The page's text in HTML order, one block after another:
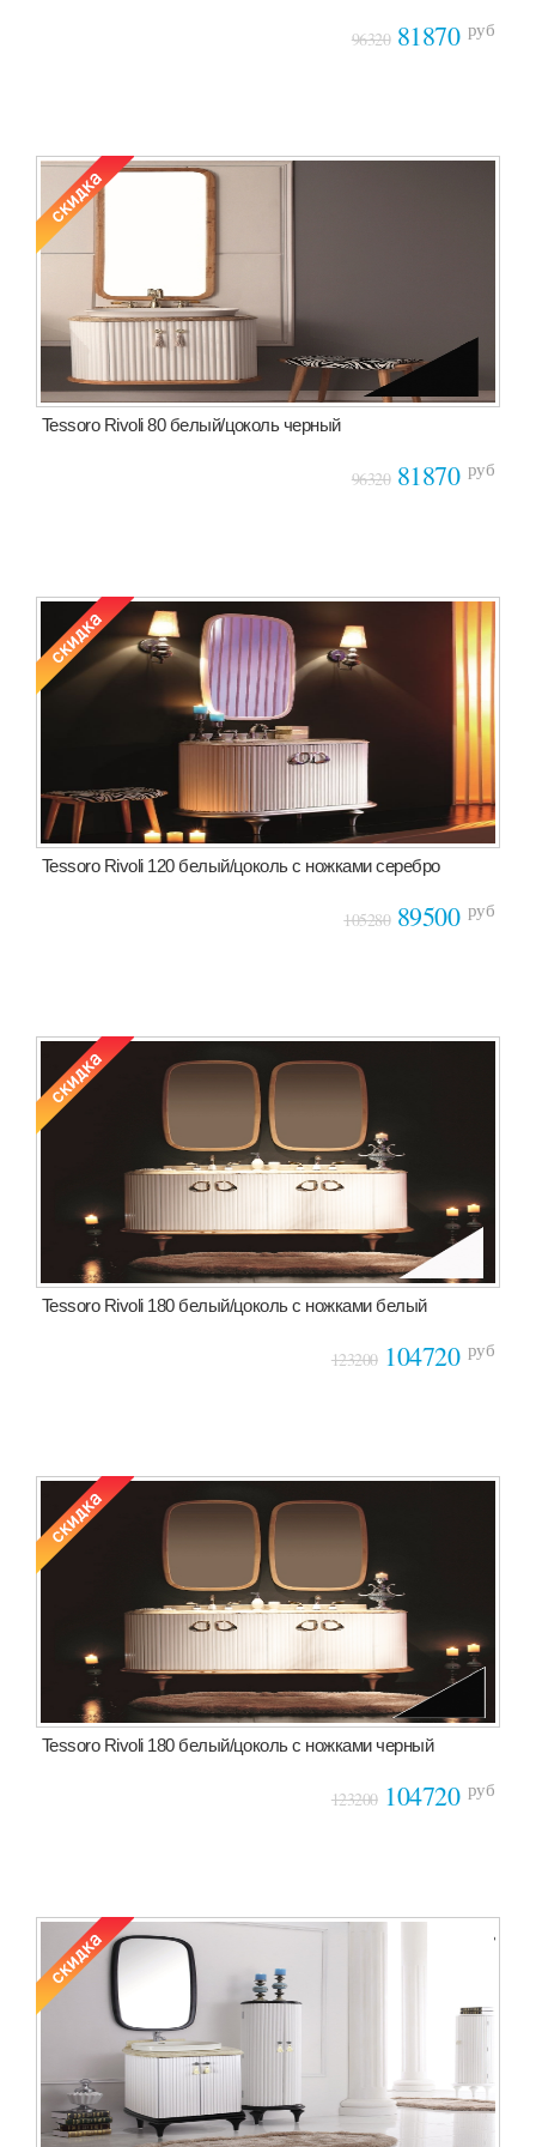
9632081870 руб
Tessoro Rivoli 80 белый/цоколь черный
9632081870 руб
Tessoro Rivoli 120 белый/цоколь с ножками серебро
10528089500 руб
Tessoro Rivoli 180 белый/цоколь с ножками белый
123200104720 руб
Tessoro Rivoli 180 белый/цоколь с ножками черный
123200104720 руб